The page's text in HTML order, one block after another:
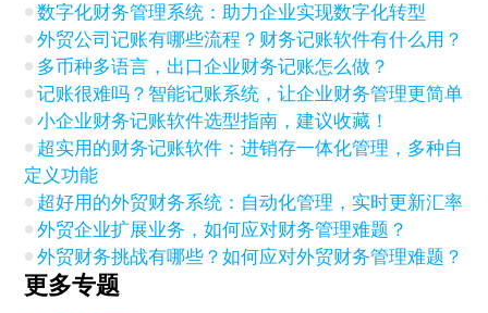
数字化财务管理系统：助力企业实现数字化转型
外贸公司记账有哪些流程？财务记账软件有什么用？
多币种多语言，出口企业财务记账怎么做？
记账很难吗？智能记账系统，让企业财务管理更简单
小企业财务记账软件选型指南，建议收藏！
超实用的财务记账软件：进销存一体化管理，多种自
定义功能
超好用的外贸财务系统：自动化管理，实时更新汇率
外贸企业扩展业务，如何应对财务管理难题？
外贸财务挑战有哪些？如何应对外贸财务管理难题？
更多专题